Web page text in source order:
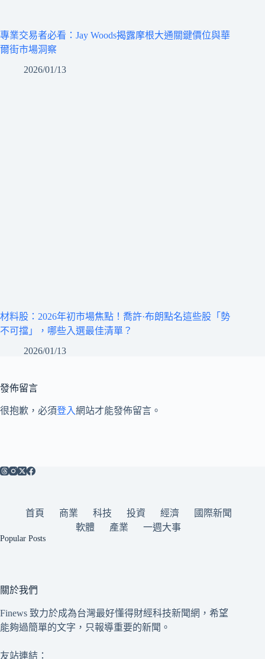
專業交易者必看：Jay Woods揭露摩根大通關鍵價位與華
爾街市場洞察
2026/01/13
材料股：2026年初市場焦點！喬許·布朗點名這些股「勢
不可擋」，哪些入選最佳清單？
2026/01/13
發佈留言
很抱歉，必須登入網站才能發佈留言。
首頁 商業 科技 投資 經濟
國際新聞
軟體
產業 一週大事
Popular Posts
關於我們
Finews 致力於成為台灣最好懂得財經科技新聞網，希望
能夠過簡單的文字，只報導重要的新聞。
友站連結：